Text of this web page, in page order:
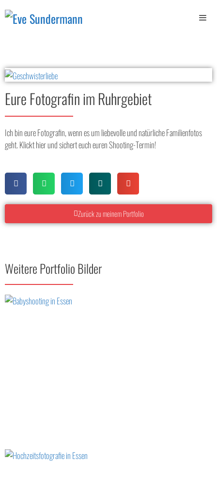
Eure Fotografin im Ruhrgebiet
Ich bin eure Fotografin, wenn es um liebevolle und natürliche Familienfotos
geht. Klickt hier und sichert euch euren Shooting-Termin!
Zurück zu meinem Portfolio
Weitere Portfolio Bilder